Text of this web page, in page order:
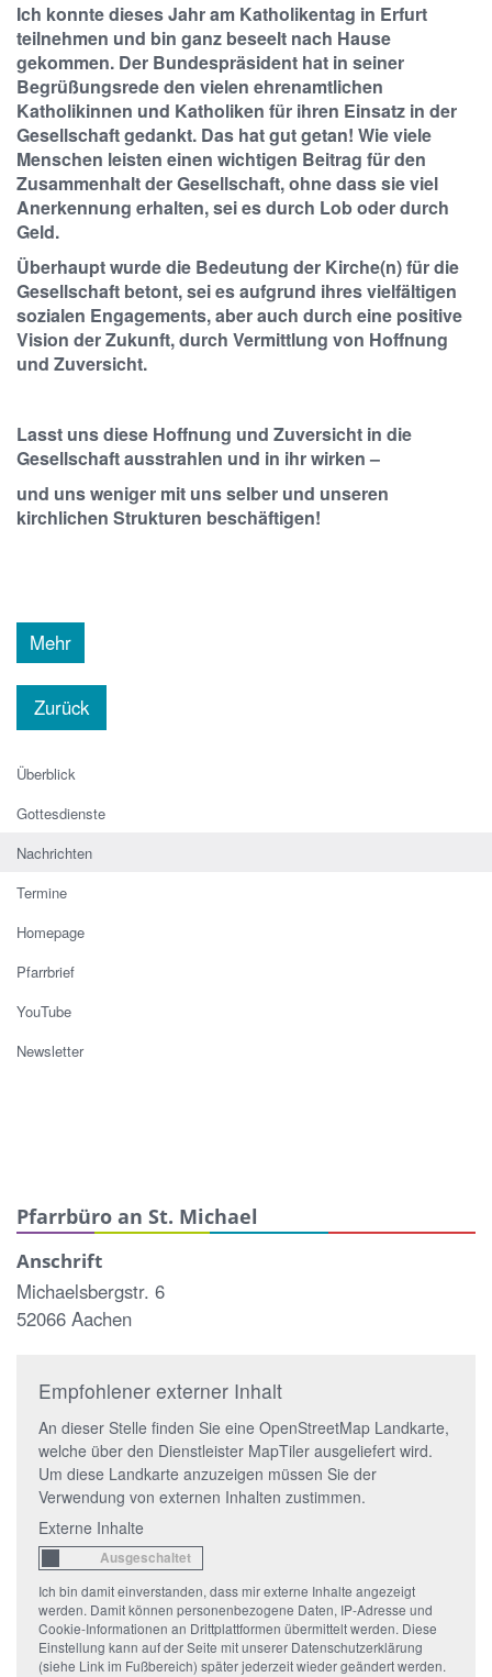
Ich konnte dieses Jahr am Katholikentag in Erfurt
teilnehmen und bin ganz beseelt nach Hause
gekommen. Der Bundespräsident hat in seiner
Begrüßungsrede den vielen ehrenamtlichen
Katholikinnen und Katholiken für ihren Einsatz in der
Gesellschaft gedankt. Das hat gut getan! Wie viele
Menschen leisten einen wichtigen Beitrag für den
Zusammenhalt der Gesellschaft, ohne dass sie viel
Anerkennung erhalten, sei es durch Lob oder durch
Geld.
Überhaupt wurde die Bedeutung der Kirche(n) für die
Gesellschaft betont, sei es aufgrund ihres vielfältigen
sozialen Engagements, aber auch durch eine positive
Vision der Zukunft, durch Vermittlung von Hoffnung
und Zuversicht.
Lasst uns diese Hoffnung und Zuversicht in die
Gesellschaft ausstrahlen und in ihr wirken –
und uns weniger mit uns selber und unseren
kirchlichen Strukturen beschäftigen!
Mehr
Zurück
Überblick
Gottesdienste
Nachrichten
Termine
Homepage
Pfarrbrief
YouTube
Newsletter
Pfarrbüro an St. Michael
Anschrift
Michaelsbergstr. 6
52066 Aachen
Empfohlener externer Inhalt
An dieser Stelle finden Sie eine OpenStreetMap Landkarte,
welche über den Dienstleister MapTiler ausgeliefert wird.
Um diese Landkarte anzuzeigen müssen Sie der
Verwendung von externen Inhalten zustimmen.
Externe Inhalte
Ich bin damit einverstanden, dass mir externe Inhalte angezeigt
werden. Damit können personenbezogene Daten, IP-Adresse und
Cookie-Informationen an Drittplattformen übermittelt werden. Diese
Einstellung kann auf der Seite mit unserer Datenschutzerklärung
(siehe Link im Fußbereich) später jederzeit wieder geändert werden.